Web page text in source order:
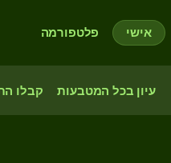
אישי פלטפורמה
עיון בכל המטבעות קבלו